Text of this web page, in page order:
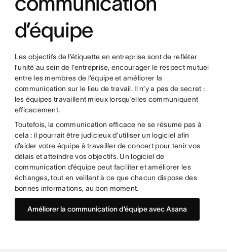
d’équipe
Les objectifs de l’étiquette en entreprise sont de refléter
l’unité au sein de l’entreprise, encourager le respect mutuel
entre les membres de l’équipe et améliorer la
communication sur le lieu de travail. Il n’y a pas de secret :
les équipes travaillent mieux lorsqu’elles communiquent
efficacement.
Toutefois, la communication efficace ne se résume pas à
cela : il pourrait être judicieux d’utiliser un logiciel afin
d’aider votre équipe à travailler de concert pour tenir vos
délais et atteindre vos objectifs. Un logiciel de
communication d’équipe peut faciliter et améliorer les
échanges, tout en veillant à ce que chacun dispose des
bonnes informations, au bon moment.
Améliorer la communication d’équipe avec Asana